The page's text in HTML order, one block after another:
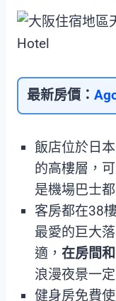
最新房價：
飯店位於日
的高樓層，
是機場巴士
客房都在38
最愛的巨大
適， 在房間
浪漫夜景一
健身房免費